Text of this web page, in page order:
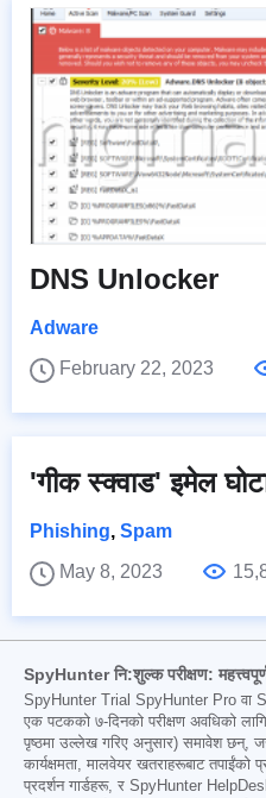
DNS Unlocker
Adware
February 22, 2023
'गीक स्क्वाड' इमेल
Phishing, Spam
May 8, 2023
SpyHunter नि:शुल्क परीक्षण:
SpyHunter Trial SpyHunter Pro वा
एक पटकको ७-दिनको परीक्षण अवधिको
पृष्ठमा उल्लेख गरिए अनुसार) समावेश छन्,
कार्यक्षमता, मालवेयर खतराहरूबाट तपाईंको
प्रदर्शन गार्डहरू, र SpyHunter HelpDesk